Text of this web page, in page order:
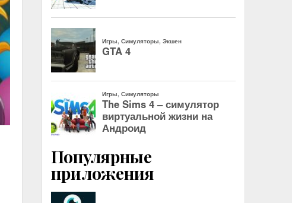
Популярные
приложения